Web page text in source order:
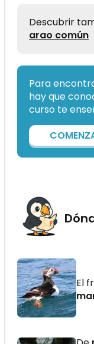
Descubrir
arao común
Para
hay que
curso te
El